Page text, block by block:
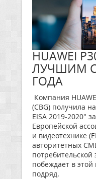
HUAWEI
ЛУЧШИМ
ГОДА
Компания
(CBG) получила
EISA 2019-2020"
Европейской
и видеотехнике
авторитетных
потребительской
побеждает в этой
подряд.